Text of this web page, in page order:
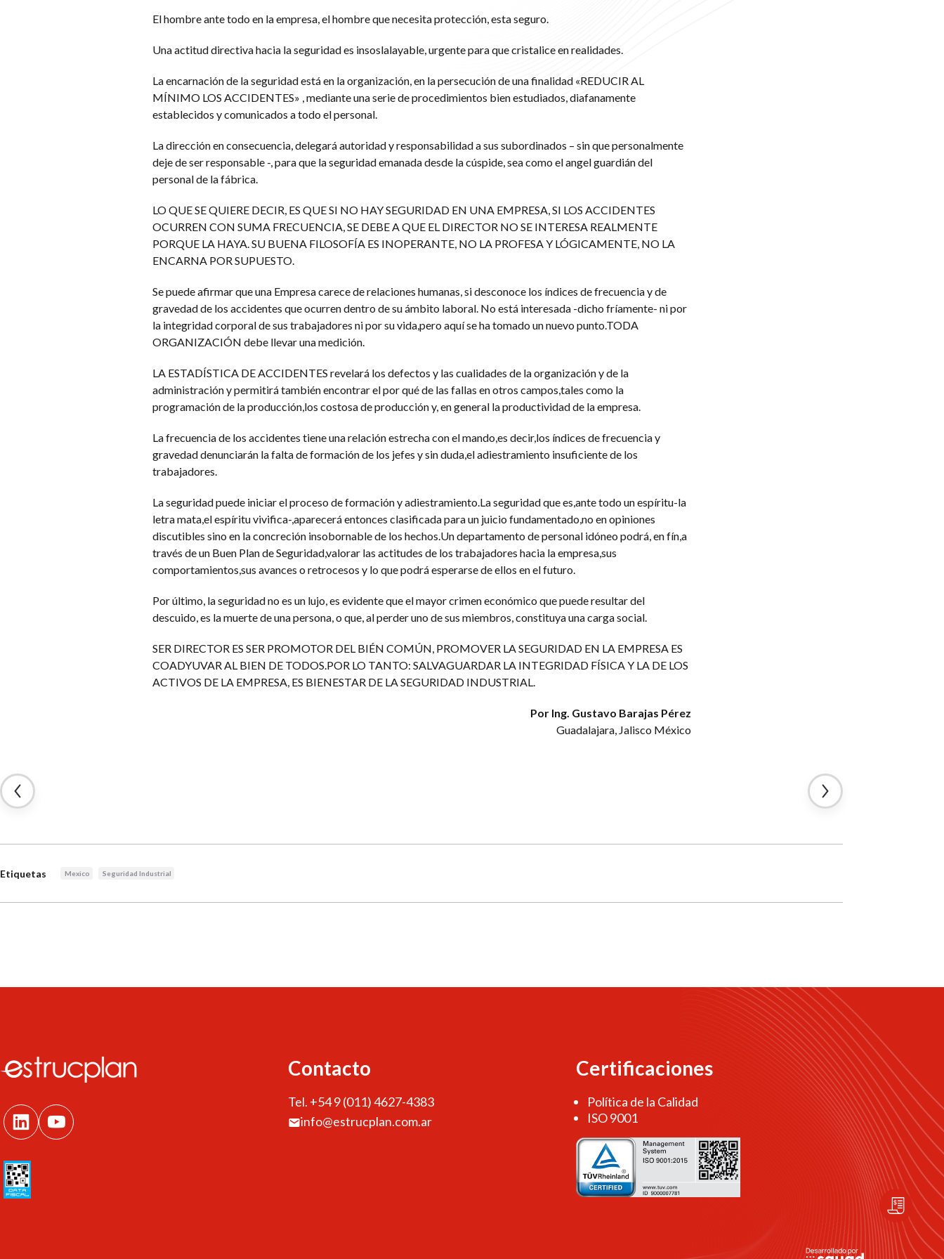
El hombre ante todo en la empresa, el hombre que necesita protección, esta seguro.
Una actitud directiva hacia la seguridad es insoslalayable, urgente para que cristalice en realidades.
La encarnación de la seguridad está en la organización, en la persecución de una finalidad «REDUCIR AL
MÍNIMO LOS ACCIDENTES» , mediante una serie de procedimientos bien estudiados, diafanamente
establecidos y comunicados a todo el personal.
La dirección en consecuencia, delegará autoridad y responsabilidad a sus subordinados – sin que personalmente
deje de ser responsable -, para que la seguridad emanada desde la cúspide, sea como el angel guardián del
personal de la fábrica.
LO QUE SE QUIERE DECIR, ES QUE SI NO HAY SEGURIDAD EN UNA EMPRESA, SI LOS ACCIDENTES
OCURREN CON SUMA FRECUENCIA, SE DEBE A QUE EL DIRECTOR NO SE INTERESA REALMENTE
PORQUE LA HAYA. SU BUENA FILOSOFÍA ES INOPERANTE, NO LA PROFESA Y LÓGICAMENTE, NO LA
ENCARNA POR SUPUESTO.
Se puede afirmar que una Empresa carece de relaciones humanas, si desconoce los índices de frecuencia y de
gravedad de los accidentes que ocurren dentro de su ámbito laboral. No está interesada -dicho fríamente- ni por
la integridad corporal de sus trabajadores ni por su vida,pero aquí se ha tomado un nuevo punto.TODA
ORGANIZACIÓN debe llevar una medición.
LA ESTADÍSTICA DE ACCIDENTES revelará los defectos y las cualidades de la organización y de la
administración y permitirá también encontrar el por qué de las fallas en otros campos,tales como la
programación de la producción,los costosa de producción y, en general la productividad de la empresa.
La frecuencia de los accidentes tiene una relación estrecha con el mando,es decir,los índices de frecuencia y
gravedad denunciarán la falta de formación de los jefes y sin duda,el adiestramiento insuficiente de los
trabajadores.
La seguridad puede iniciar el proceso de formación y adiestramiento.La seguridad que es,ante todo un espíritu-la
letra mata,el espíritu vivifica-,aparecerá entonces clasificada para un juicio fundamentado,no en opiniones
discutibles sino en la concreción insobornable de los hechos.Un departamento de personal idóneo podrá, en fín,a
través de un Buen Plan de Seguridad,valorar las actitudes de los trabajadores hacia la empresa,sus
comportamientos,sus avances o retrocesos y lo que podrá esperarse de ellos en el futuro.
Por último, la seguridad no es un lujo, es evidente que el mayor crimen económico que puede resultar del
descuido, es la muerte de una persona, o que, al perder uno de sus miembros, constituya una carga social.
SER DIRECTOR ES SER PROMOTOR DEL BIÉN COMÚN, PROMOVER LA SEGURIDAD EN LA EMPRESA ES
COADYUVAR AL BIEN DE TODOS.POR LO TANTO: SALVAGUARDAR LA INTEGRIDAD FÍSICA Y LA DE LOS
ACTIVOS DE LA EMPRESA, ES BIENESTAR DE LA SEGURIDAD INDUSTRIAL.
Por Ing. Gustavo Barajas Pérez
Guadalajara, Jalisco México
Etiquetas Mexico Seguridad Industrial
Contacto
Tel. +54 9 (011) 4627-4383
info@estrucplan.com.ar
Certificaciones
Política de la Calidad
ISO 9001